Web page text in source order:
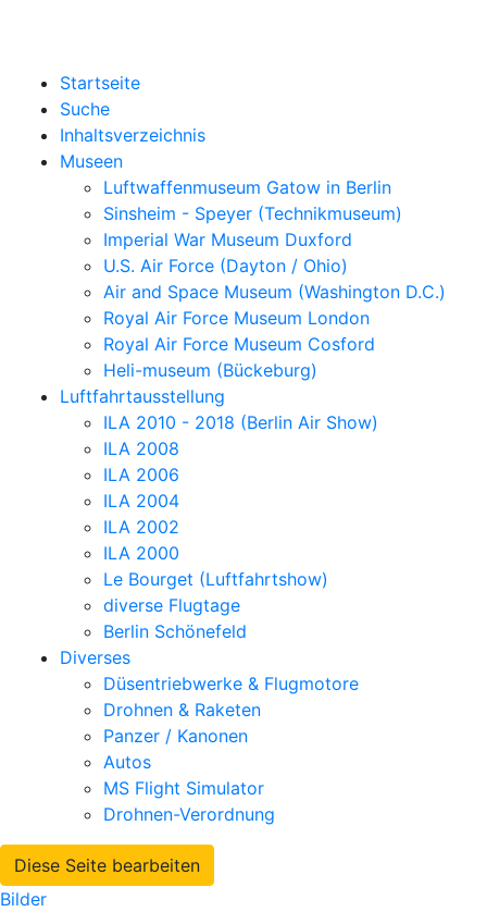
Startseite
Suche
Inhaltsverzeichnis
Museen
Luftwaffenmuseum Gatow in Berlin
Sinsheim - Speyer (Technikmuseum)
Imperial War Museum Duxford
U.S. Air Force (Dayton / Ohio)
Air and Space Museum (Washington D.C.)
Royal Air Force Museum London
Royal Air Force Museum Cosford
Heli-museum (Bückeburg)
Luftfahrtausstellung
ILA 2010 - 2018 (Berlin Air Show)
ILA 2008
ILA 2006
ILA 2004
ILA 2002
ILA 2000
Le Bourget (Luftfahrtshow)
diverse Flugtage
Berlin Schönefeld
Diverses
Düsentriebwerke & Flugmotore
Drohnen & Raketen
Panzer / Kanonen
Autos
MS Flight Simulator
Drohnen-Verordnung
Diese Seite bearbeiten
Bilder